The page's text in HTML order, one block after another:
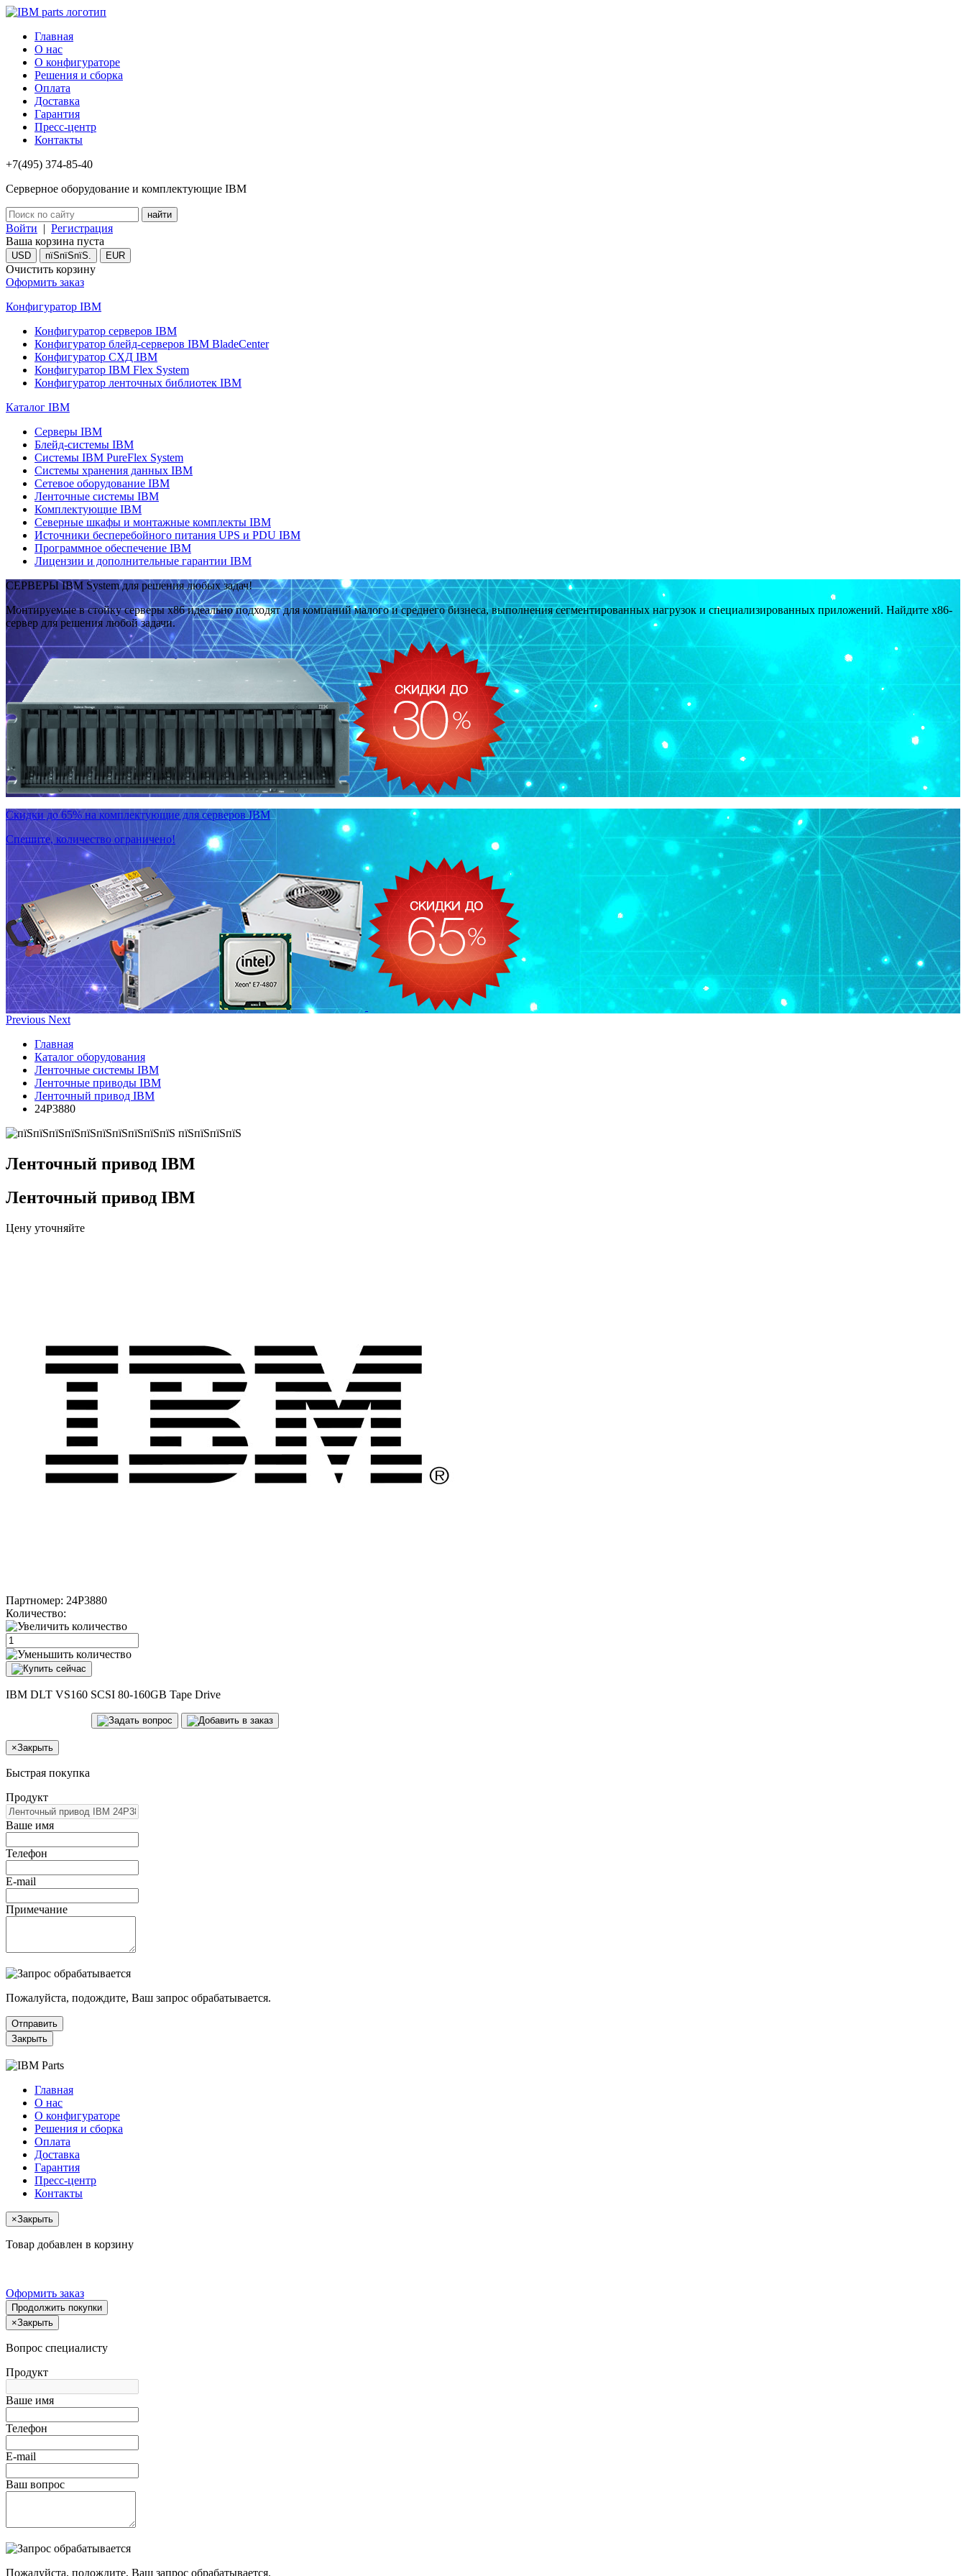
Главная
О нас
О конфигураторе
Решения и сборка
Оплата
Доставка
Гарантия
Пресс-центр
Контакты
+7(495) 374-85-40
Серверное оборудование и комплектующие IBM
Войти | Регистрация
Ваша корзина пуста
USD пїЅпїЅпїЅ. EUR
Очистить корзину
Оформить заказ
Конфигуратор IBM
Конфигуратор серверов IBM
Конфигуратор блейд-серверов IBM BladeCenter
Конфигуратор СХД IBM
Конфигуратор IBM Flex System
Конфигуратор ленточных библиотек IBM
Каталог IBM
Серверы IBM
Блейд-системы IBM
Системы IBM PureFlex System
Системы хранения данных IBM
Сетевое оборудование IBM
Ленточные системы IBM
Комплектующие IBM
Северные шкафы и монтажные комплекты IBM
Источники бесперебойного питания UPS и PDU IBM
Программное обеспечение IBM
Лицензии и дополнительные гарантии IBM
СЕРВЕРЫ IBM System для решения любых задач!
Монтируемые в стойку серверы x86 идеально подходят для компаний малого и среднего бизнеса, выполнения сегментированных нагрузок и специализированных приложений. Найдите x86-
сервер для решения любой задачи.
Скидки до 65% на комплектующие для серверов IBM
Спешите, количество ограничено!
Previous Next
Главная
Каталог оборудования
Ленточные системы IBM
Ленточные приводы IBM
Ленточный привод IBM
24P3880
Ленточный привод IBM
Ленточный привод IBM
Цену уточняйте
Партномер: 24P3880
Количество:
IBM DLT VS160 SCSI 80-160GB Tape Drive
×Закрыть
Быстрая покупка
Продукт
Ваше имя
Телефон
E-mail
Примечание
Пожалуйста, подождите, Ваш запрос обрабатывается.
Отправить
Закрыть
Главная
О нас
О конфигураторе
Решения и сборка
Оплата
Доставка
Гарантия
Пресс-центр
Контакты
×Закрыть
Товар добавлен в корзину
Оформить заказ
Продолжить покупки
×Закрыть
Вопрос специалисту
Продукт
Ваше имя
Телефон
E-mail
Ваш вопрос
Пожалуйста, подождите, Ваш запрос обрабатывается.